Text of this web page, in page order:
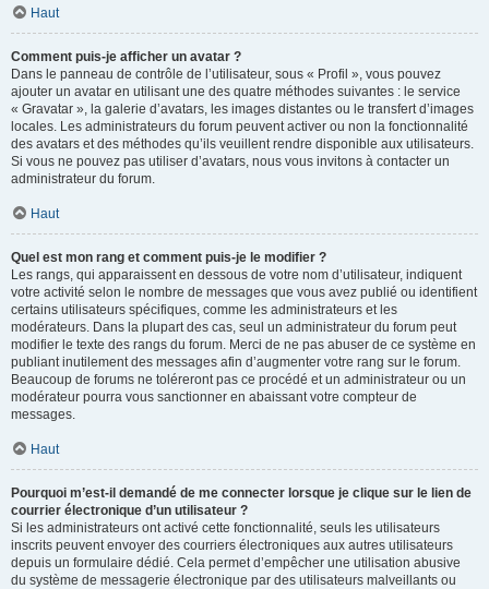
Haut
Comment puis-je afficher un avatar ?
Dans le panneau de contrôle de l’utilisateur, sous « Profil », vous pouvez
ajouter un avatar en utilisant une des quatre méthodes suivantes : le service
« Gravatar », la galerie d’avatars, les images distantes ou le transfert d’images
locales. Les administrateurs du forum peuvent activer ou non la fonctionnalité
des avatars et des méthodes qu’ils veuillent rendre disponible aux utilisateurs.
Si vous ne pouvez pas utiliser d’avatars, nous vous invitons à contacter un
administrateur du forum.
Haut
Quel est mon rang et comment puis-je le modifier ?
Les rangs, qui apparaissent en dessous de votre nom d’utilisateur, indiquent
votre activité selon le nombre de messages que vous avez publié ou identifient
certains utilisateurs spécifiques, comme les administrateurs et les
modérateurs. Dans la plupart des cas, seul un administrateur du forum peut
modifier le texte des rangs du forum. Merci de ne pas abuser de ce système en
publiant inutilement des messages afin d’augmenter votre rang sur le forum.
Beaucoup de forums ne toléreront pas ce procédé et un administrateur ou un
modérateur pourra vous sanctionner en abaissant votre compteur de
messages.
Haut
Pourquoi m’est-il demandé de me connecter lorsque je clique sur le lien de
courrier électronique d’un utilisateur ?
Si les administrateurs ont activé cette fonctionnalité, seuls les utilisateurs
inscrits peuvent envoyer des courriers électroniques aux autres utilisateurs
depuis un formulaire dédié. Cela permet d’empêcher une utilisation abusive
du système de messagerie électronique par des utilisateurs malveillants ou